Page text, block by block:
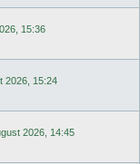
15:36
2026, 15:24
2026, 14:45